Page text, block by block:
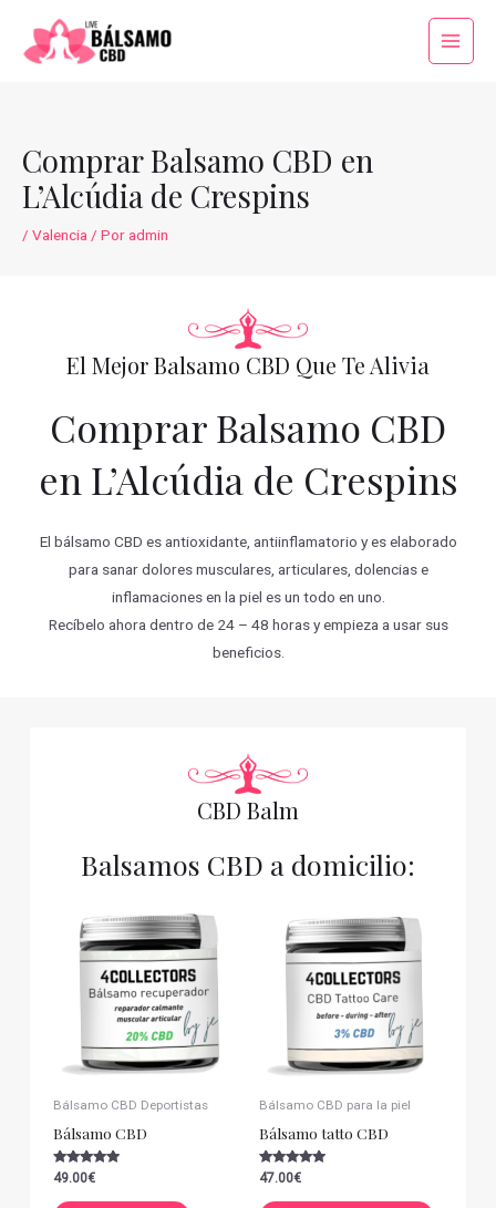
contenido
Main
Comprar Balsamo CBD en
L’Alcúdia de Crespins
/ Valencia / Poradmin
El Mejor Balsamo CBD Que Te Alivia
Comprar Balsamo CBD
en L’Alcúdia de Crespins
El bálsamo CBD es antioxidante, antiinflamatorio y es elaborado
para sanar dolores musculares, articulares, dolencias e
inflamaciones en la piel es un todo en uno.
Recíbelo ahora dentro de 24 – 48 horas y empieza a usar sus
beneficios.
CBD Balm
Balsamos CBD a domicilio:
Bálsamo CBD Deportistas
Bálsamo CBD
Valorado con
de 5
49.00€
Bálsamo CBD para la piel
Bálsamo tatto CBD
Valorado con
de 5
47.00€